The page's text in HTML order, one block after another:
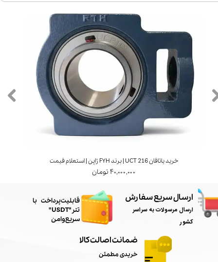
خرید یاتاقان UCT 216 | برند FYH ژاپن | استعلام قیمت
۴۰,۰۰۰,۰۰۰ تومان
ارسال سریع سفارش
ارسال مرسولات به سراسر
کشور
ضمانت اصالت کالا
خریدی مطمئن
​قابلیت پرداخت با
تتر"USDT"
سریع و امن